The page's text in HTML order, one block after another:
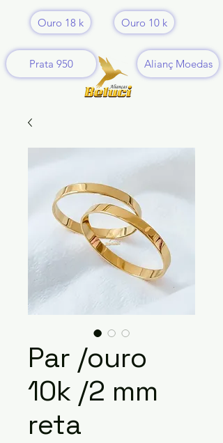
Ouro 18 k Ouro 10 k
Prata 950 Alianç Moedas
Par /ouro
10k /2 mm
reta